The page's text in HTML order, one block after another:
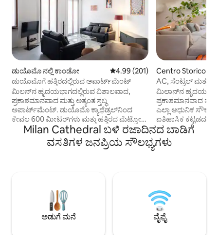
ಡುಯೊಮೊ ನಲ್ಲಿ ಕಾಂಡೋ 5 ರಲ್ಲಿ 4.99 ಸರಾಸರಿ ರೇಟಿಂಗ್, 201
4.99 (201)
ಡುಯೊಮೊಗೆ ಹತ್ತಿರದಲ್ಲಿರುವ ಅಪಾರ್ಟ್‌ಮೆಂಟ್
ಮಿಲನ್‌ನ ಹೃದಯಭಾಗದಲ್ಲಿರುವ ವಿಶಾಲವಾದ,
ಪ್ರಕಾಶಮಾನವಾದ ಮತ್ತು ಅತ್ಯಂತ ಸ್ತಬ್ಧ
ಅಪಾರ್ಟ್‌ಮೆಂಟ್. ಡುಯೊಮೊ ಕ್ಯಾಥೆಡ್ರಲ್‌ನಿಂದ
ಕೇವಲ 600 ಮೀಟರ್‌ಗಳು ಮತ್ತು ಹತ್ತಿರದ ಮೆಟ್ರೋ
ನಿಲ್ದಾಣದಿಂದ 500 ಮೀಟರ್‌ಗಳು. ಕಟ್ಟಡದಲ್ಲಿ ನಿಮ್ಮ
ಲಗೇಜ್‌ಗಾಗಿ ಪ್ರೈವೇಟ್ ಸ್ಟೋರೇಜ್ ರೂಮ್.
ಕಟ್ಟಡದಲ್ಲಿನ ಗ್ಯಾರೇಜ್ ಉಚಿತ. ಆರಾಮದಾಯಕವಾದ
ಅಡುಗೆಮನೆ. ಸುಂದರವಾದ ಒಳಾಂಗಣವನ್ನು
ಹೊಂದಿರುವ ದೊಡ್ಡ ಲಿವಿಂಗ್/ಡೈನಿಂಗ್ ರೂಮ್.
ಎಲಿವೇಟರ್ ಹೊಂದಿರುವ ಎರಡನೇ ಮಹಡಿ.
ಸೂಪರ್‌ಮಾರ್ಕೆಟ್ ತುಂಬಾ ಹತ್ತಿರದಲ್ಲಿದೆ.
Centro Storico
AC, ಸೆಂಟ್ರಲ್ ಮತ್ತು
ಅಟ್ಟಿಕ್
ಮಿಲಾನ್‌ನ
ಪ್ರಕಾಶಮಾನವಾದ
ಎಲ್ಲಾ ಆಧುನಿಕ
ಐತಿಹಾಸಿಕ
ಮಹಡಿಯ ಅಟ್ಟಿಕ್
ಶಾಂತ ವಿರಾಮವನ್ನು
ಸುಸಜ್ಜಿತ
ಹತ್ತಿರದಲ್ಲಿಯೇ
ಸಂಪೂರ್ಣವಾಗಿ
ತಡೆರಹಿತ ಸ್ವಯಂ-
ಆನಂದಿಸಿ.
Milan Cathedral ಬಳಿ ರಜಾದಿನದ ಬಾಡಿಗೆ
ವಸತಿಗಳ ಜನಪ್ರಿಯ ಸೌಲಭ್ಯಗಳು
ಅಡುಗೆ ಮನೆ ವೈಫೈ